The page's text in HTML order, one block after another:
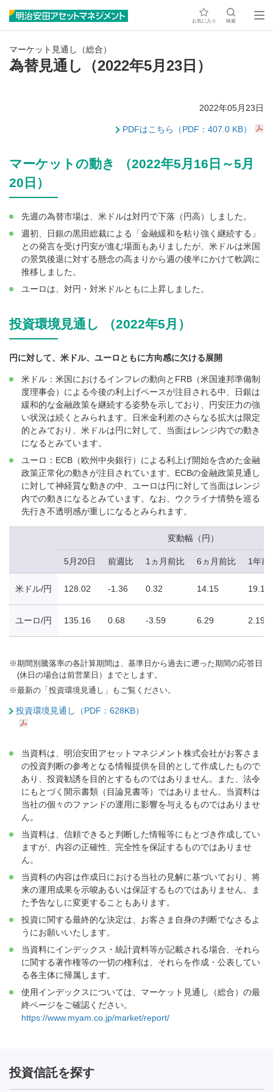
お気に入り 検索
マーケット見通し（総合）
為替見通し（2022年5月23日）
2022年05月23日
PDFはこちら（PDF：407.0 KB）
マーケットの動き （2022年5月16日～5月
20日）
先週の為替市場は、米ドルは対円で下落（円高）しました。
週初、日銀の黒田総裁による「金融緩和を粘り強く継続する」
との発言を受け円安が進む場面もありましたが、米ドルは米国
の景気後退に対する懸念の高まりから週の後半にかけて軟調に
推移しました。
ユーロは、対円・対米ドルともに上昇しました。
投資環境見通し （2022年5月）
円に対して、米ドル、ユーロともに方向感に欠ける展開
米ドル：米国におけるインフレの動向とFRB（米国連邦準備制
度理事会）による今後の利上げペースが注目される中、日銀は
緩和的な金融政策を継続する姿勢を示しており、円安圧力の強
い状況は続くとみられます。日米金利差のさらなる拡大は限定
的とみており、米ドルは円に対して、当面はレンジ内での動き
になるとみています。
ユーロ：ECB（欧州中央銀行）による利上げ開始を含めた金融
政策正常化の動きが注目されています。ECBの金融政策見通し
に対して神経質な動きの中、ユーロは円に対して当面はレンジ
内での動きになるとみています。なお、ウクライナ情勢を巡る
先行き不透明感が重しになるとみられます。
変動幅（円）
5月20日 前週比 1ヵ月前比 6ヵ月前比 1年前
米ドル/円 128.02 -1.36 0.32 14.15 19.17
ユーロ/円 135.16 0.68 -3.59 6.29 2.19
※期間別騰落率の各計算期間は、基準日から過去に遡った期間の応答日
(休日の場合は前営業日）までとします。
※最新の「投資環境見通し」もご覧ください。
投資環境見通し（PDF：628KB）
当資料は、明治安田アセットマネジメント株式会社がお客さま
の投資判断の参考となる情報提供を目的として作成したもので
あり、投資勧誘を目的とするものではありません。また、法令
にもとづく開示書類（目論見書等）ではありません。当資料は
当社の個々のファンドの運用に影響を与えるものではありませ
ん。
当資料は、信頼できると判断した情報等にもとづき作成してい
ますが、内容の正確性、完全性を保証するものではありませ
ん。
当資料の内容は作成日における当社の見解に基づいており、将
来の運用成果を示唆あるいは保証するものではありません。ま
た予告なしに変更することもあります。
投資に関する最終的な決定は、お客さま自身の判断でなさるよ
うにお願いいたします。
当資料にインデックス・統計資料等が記載される場合、それら
に関する著作権等の一切の権利は、それらを作成・公表してい
る各主体に帰属します。
使用インデックスについては、マーケット見通し（総合）の最
終ページをご確認ください。
https://www.myam.co.jp/market/report/
投資信託を探す